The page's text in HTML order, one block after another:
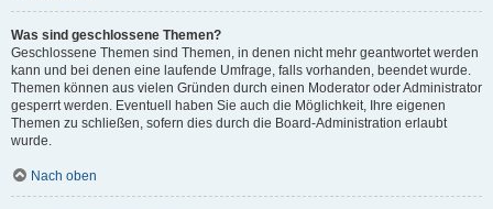
Was sind geschlossene Themen?
Geschlossene Themen sind Themen, in denen nicht mehr geantwortet werden
kann und bei denen eine laufende Umfrage, falls vorhanden, beendet wurde.
Themen können aus vielen Gründen durch einen Moderator oder Administrator
gesperrt werden. Eventuell haben Sie auch die Möglichkeit, Ihre eigenen
Themen zu schließen, sofern dies durch die Board-Administration erlaubt
wurde.
Nach oben